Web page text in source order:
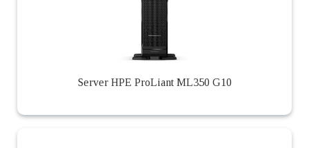
Server HPE ProLiant ML350 G10